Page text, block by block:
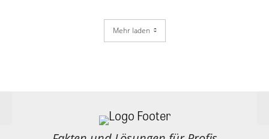
Mehr laden